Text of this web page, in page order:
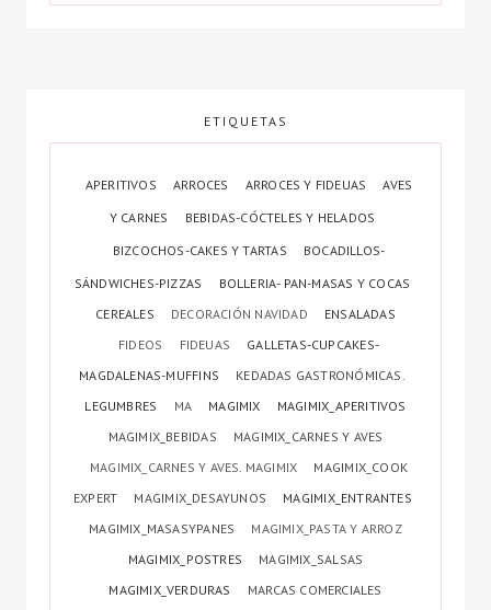
ETIQUETAS
APERITIVOS ARROCES ARROCES Y FIDEUAS
AVES
Y CARNES
BEBIDAS-CÓCTELES Y HELADOS
BIZCOCHOS-CAKES Y TARTAS
BOCADILLOS-
SÁNDWICHES-PIZZAS
BOLLERIA- PAN-MASAS Y COCAS
CEREALES
DECORACIÓN NAVIDAD
ENSALADAS
FIDEOS
FIDEUAS
GALLETAS-CUPCAKES-
MAGDALENAS-MUFFINS
KEDADAS GASTRONÓMICAS.
LEGUMBRES
MA MAGIMIX
MAGIMIX_APERITIVOS
MAGIMIX_BEBIDAS
MAGIMIX_CARNES Y AVES
MAGIMIX_CARNES Y AVES. MAGIMIX
MAGIMIX_COOK
EXPERT
MAGIMIX_DESAYUNOS
MAGIMIX_ENTRANTES
MAGIMIX_MASASYPANES
MAGIMIX_PASTA Y ARROZ
MAGIMIX_POSTRES
MAGIMIX_SALSAS
MAGIMIX_VERDURAS
MARCAS COMERCIALES